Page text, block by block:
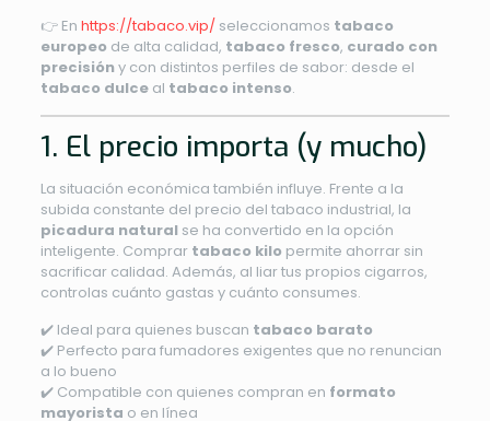
👉 En https://tabaco.vip/seleccionamos tabaco
europeo de alta calidad, tabaco fresco, curado con
precisióny con distintos perfiles de sabor: desde el
tabaco dulceal tabaco intenso.
1. El precio importa (y mucho)
La situación económica también influye. Frente a la
subida constante del precio del tabaco industrial, la
picadura naturalse ha convertido en la opción
inteligente. Comprar tabaco kilo permite ahorrar sin
sacrificar calidad. Además, al liar tus propios cigarros,
controlas cuánto gastas y cuánto consumes.
✔️ Ideal para quienes buscan tabaco barato
✔️ Perfecto para fumadores exigentes que no renuncian
a lo bueno
✔️ Compatible con quienes compran en formato
mayorista o en línea